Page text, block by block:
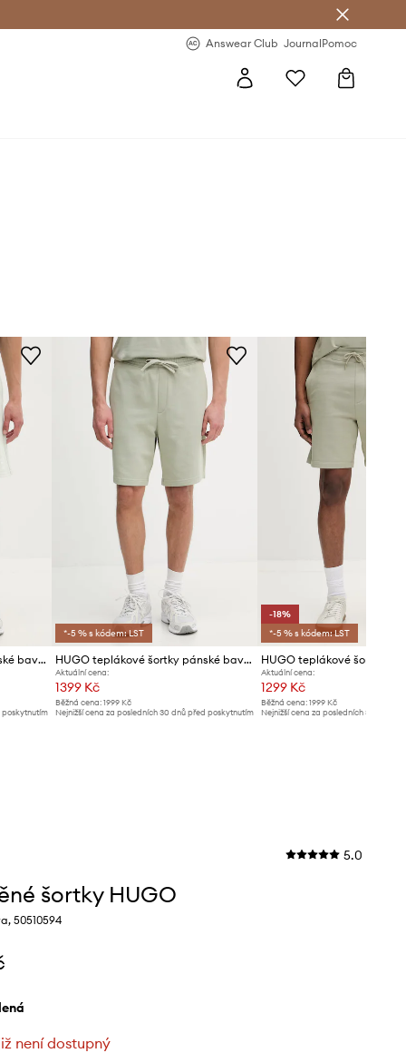
Answear Club JournalPomoc
HUGO teplákové šortky pánské bavlněné Daronso
poskytnutím
*-5 % s kódem: LST
HUGO teplákové šortky pánské bavlněné Dayono
Aktuální cena:
1399 Kč
Běžná cena:1999 Kč
Nejnižší cena za posledních 30 dnů před poskytnutím
-18%
*-5 % s kódem: LST
Aktuální cena:
1299 Kč
Běžná cena: 1999 Kč
Nejnižší cena za posledních 30 dnů
5.0
šortky HUGO
50510594
není dostupný